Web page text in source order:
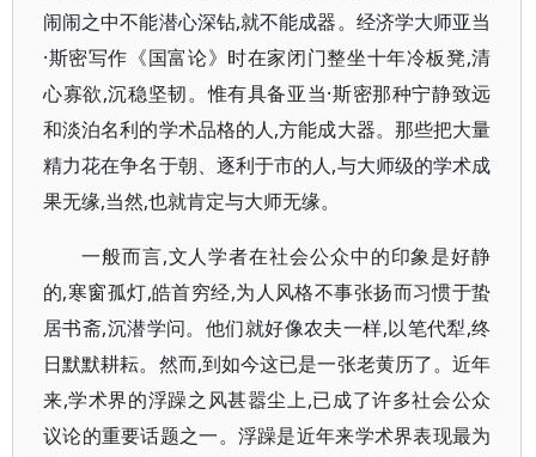
闹闹之中不能潜心深钻,就不能成器。经济学大师亚当
·斯密写作《国富论》时在家闭门整坐十年冷板凳,清
心寡欲,沉稳坚韧。惟有具备亚当·斯密那种宁静致远
和淡泊名利的学术品格的人,方能成大器。那些把大量
精力花在争名于朝、逐利于市的人,与大师级的学术成
果无缘,当然,也就肯定与大师无缘。
一般而言,文人学者在社会公众中的印象是好静
的,寒窗孤灯,皓首穷经,为人风格不事张扬而习惯于蛰
居书斋,沉潜学问。他们就好像农夫一样,以笔代犁,终
日默默耕耘。然而,到如今这已是一张老黄历了。近年
来,学术界的浮躁之风甚嚣尘上,已成了许多社会公众
议论的重要话题之一。浮躁是近年来学术界表现最为